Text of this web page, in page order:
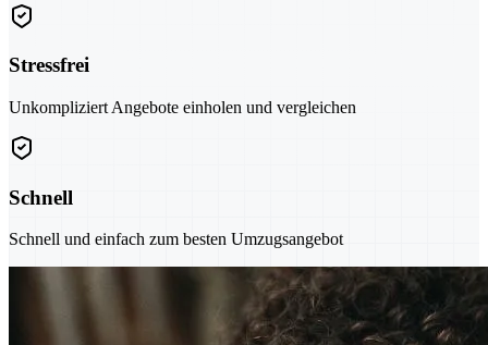
Stressfrei
Unkompliziert Angebote einholen und vergleichen
Schnell
Schnell und einfach zum besten Umzugsangebot